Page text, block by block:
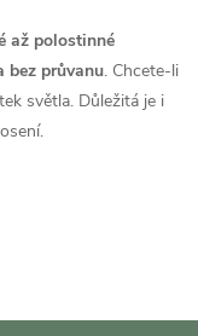
až polostinné
bez průvanu. Chcete-li
světla. Důležitá je i